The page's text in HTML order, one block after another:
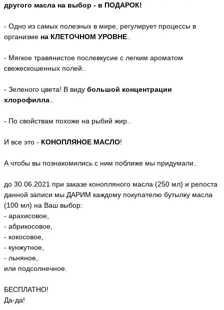
другого масла на выбор - в ПОДАРОК!
- Одно из самых полезных в мире, регулирует процессы в
организме на КЛЕТОЧНОМ УРОВНЕ
- Мягкое травянистое послевкусие с легким ароматом
свежескошенных полей..
- Зеленого цвета! В виду большой концентрации
хлорофилла
- По свойствам похоже на рыбий жир..
И все это - КОНОПЛЯНОЕ МАСЛО!
А чтобы вы познакомились с ним поближе мы придумали..
до 30.06.2021 при заказе конопляного масла (250 мл) и репоста
данной записи мы ДАРИМ каждому покупателю бутылку масла
(100 мл) на Ваш выбор:
- арахисовое,
- абрикосовое,
- кокосовое,
- кунжутное,
- льняное,
или подсолнечное.
БЕСПЛАТНО!
Да-да!